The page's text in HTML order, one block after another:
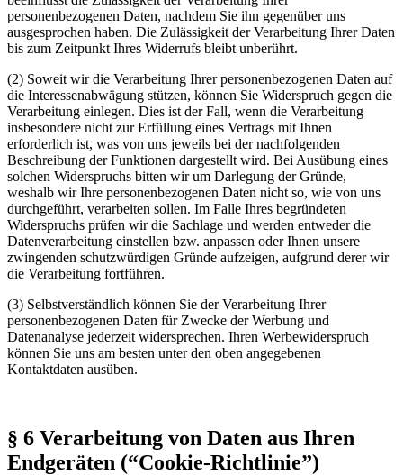
personenbezogenen Daten, nachdem Sie ihn gegenüber uns
ausgesprochen haben. Die Zulässigkeit der Verarbeitung Ihrer Daten
bis zum Zeitpunkt Ihres Widerrufs bleibt unberührt.
(2) Soweit wir die Verarbeitung Ihrer personenbezogenen Daten auf
die Interessenabwägung stützen, können Sie Widerspruch gegen die
Verarbeitung einlegen. Dies ist der Fall, wenn die Verarbeitung
insbesondere nicht zur Erfüllung eines Vertrags mit Ihnen
erforderlich ist, was von uns jeweils bei der nachfolgenden
Beschreibung der Funktionen dargestellt wird. Bei Ausübung eines
solchen Widerspruchs bitten wir um Darlegung der Gründe,
weshalb wir Ihre personenbezogenen Daten nicht so, wie von uns
durchgeführt, verarbeiten sollen. Im Falle Ihres begründeten
Widerspruchs prüfen wir die Sachlage und werden entweder die
Datenverarbeitung einstellen bzw. anpassen oder Ihnen unsere
zwingenden schutzwürdigen Gründe aufzeigen, aufgrund derer wir
die Verarbeitung fortführen.
(3) Selbstverständlich können Sie der Verarbeitung Ihrer
personenbezogenen Daten für Zwecke der Werbung und
Datenanalyse jederzeit widersprechen. Ihren Werbewiderspruch
können Sie uns am besten unter den oben angegebenen
Kontaktdaten ausüben.
§ 6 Verarbeitung von Daten aus Ihren
Endgeräten (“Cookie-Richtlinie”)